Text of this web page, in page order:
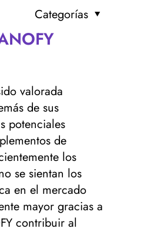
Categorías
valorada
de sus
potenciales
de
los
se sientan los
en el mercado
mayor gracias a
contribuir al